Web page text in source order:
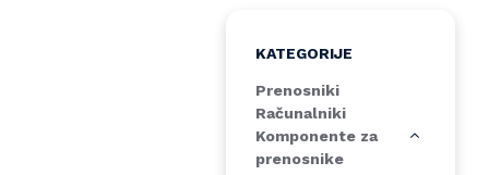
KATEGORIJE
Prenosniki
Računalniki
Komponente za
prenosnike